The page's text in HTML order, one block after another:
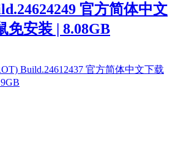
官方简体中文
免安装 | 8.08GB